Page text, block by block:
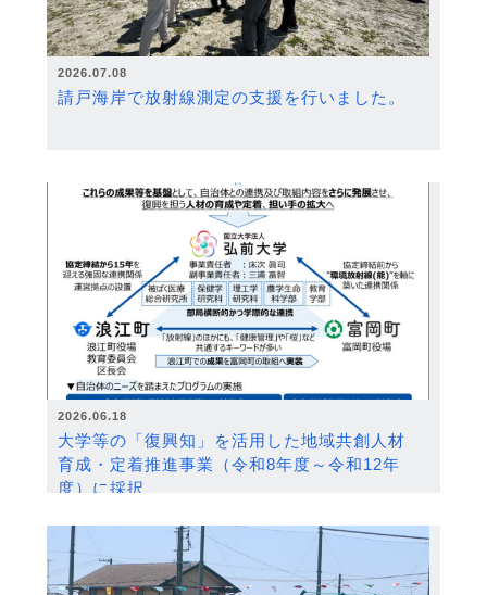
2026.07.08
請戸海岸で放射線測定の支援を行いました。
2026.06.18
大学等の「復興知」を活用した地域共創人材
育成・定着推進事業（令和8年度～令和12年
度）に採択